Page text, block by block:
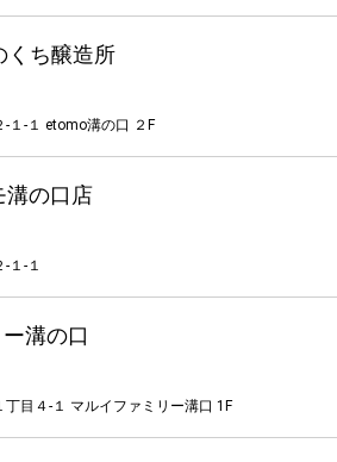
くち醸造所
１-１ etomo溝の口 ２F
溝の口店
１-１
溝の口
目４-１ マルイファミリー溝口 1F